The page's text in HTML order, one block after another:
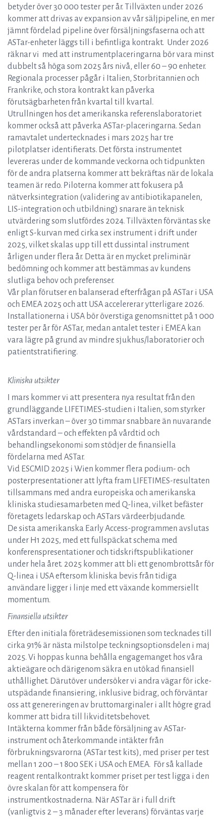
betyder över 30 000 tester per år. Tillväxten under 2026
kommer att drivas av expansion av vår säljpipeline, en mer
jämnt fördelad pipeline över försäljningsfaserna och att
ASTar-enheter läggs till i befintliga kontrakt. Under 2026
räknar vi med att instrumentplaceringarna bör vara minst
dubbelt så höga som 2025 års nivå, eller 60 – 90 enheter.
Regionala processer pågår i Italien, Storbritannien och
Frankrike, och stora kontrakt kan påverka
förutsägbarheten från kvartal till kvartal.
Utrullningen hos det amerikanska referenslaboratoriet
kommer också att påverka ASTar-placeringarna. Sedan
ramavtalet undertecknades i mars 2025 har tre
pilotplatser identifierats. Det första instrumentet
levereras under de kommande veckorna och tidpunkten
för de andra platserna kommer att bekräftas när de lokala
teamen är redo. Piloterna kommer att fokusera på
nätverksintegration (validering av antibiotikapanelen,
LIS-integration och utbildning) snarare än teknisk
utvärdering som slutfördes 2024. Tillväxten förväntas ske
enligt S-kurvan med cirka sex instrument i drift under
2025, vilket skalas upp till ett dussintal instrument
årligen under flera år. Detta är en mycket preliminär
bedömning och kommer att bestämmas av kundens
slutliga behov och preferenser.
Vår plan förutser en balanserad efterfrågan på ASTar i USA
och EMEA 2025 och att USA accelererar ytterligare 2026.
Installationerna i USA bör överstiga genomsnittet på 1 000
tester per år för ASTar, medan antalet tester i EMEA kan
vara lägre på grund av mindre sjukhus/laboratorier och
patientstratifiering.
Kliniska utsikter
I mars kommer vi att presentera nya resultat från den
grundläggande LIFETIMES-studien i Italien, som styrker
ASTars inverkan – över 30 timmar snabbare än nuvarande
vårdstandard – och effekten på vårdtid och
behandlingsekonomi som stödjer de finansiella
fördelarna med ASTar.
Vid ESCMID 2025 i Wien kommer flera podium- och
posterpresentationer att lyfta fram LIFETIMES-resultaten
tillsammans med andra europeiska och amerikanska
kliniska studiesamarbeten med Q-linea, vilket befäster
företagets ledarskap och ASTars värdeerbjudande.
De sista amerikanska Early Access-programmen avslutas
under H1 2025, med ett fullspäckat schema med
konferenspresentationer och tidskriftspublikationer
under hela året. 2025 kommer att bli ett genombrottsår för
Q-linea i USA eftersom kliniska bevis från tidiga
användare ligger i linje med ett växande kommersiellt
momentum.
Finansiella utsikter
Efter den initiala företrädesemissionen som tecknades till
cirka 91% är nästa milstolpe teckningsoptionsdelen i maj
2025. Vi hoppas kunna behålla engagemanget hos våra
aktieägare och därigenom säkra en utökad finansiell
uthållighet. Därutöver undersöker vi andra vägar för icke-
utspädande finansiering, inklusive bidrag, och förväntar
oss att genereringen av bruttomarginaler i allt högre grad
kommer att bidra till likviditetsbehovet.
Intäkterna kommer från både försäljning av ASTar-
instrument och återkommande intäkter från
förbrukningsvarorna (ASTar test kits), med priser per test
mellan 1 200 – 1 800 SEK i USA och EMEA. För så kallade
reagent rentalkontrakt kommer priset per test ligga i den
övre skalan för att kompensera för
instrumentkostnaderna. När ASTar är i full drift
(vanligtvis 2 – 3 månader efter leverans) förväntas varje